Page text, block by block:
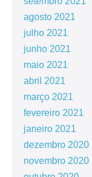
agosto 2021
julho 2021
junho 2021
maio 2021
abril 2021
março 2021
fevereiro 2021
janeiro 2021
dezembro 2020
novembro 2020